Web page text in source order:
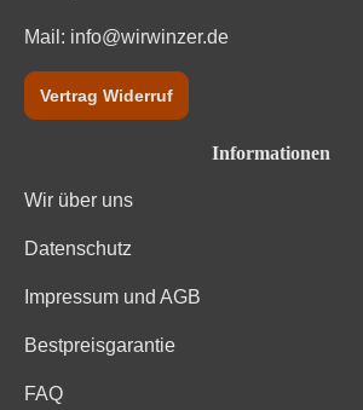
Mail: info@wirwinzer.de
Vertrag Widerruf
Informationen
Wir über uns
Datenschutz
Impressum und AGB
Bestpreisgarantie
FAQ